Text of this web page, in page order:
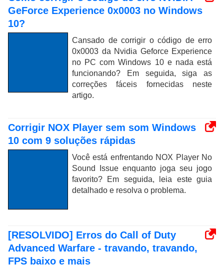
GeForce Experience 0x0003 no Windows
10?
Cansado de corrigir o código de erro
0x0003 da Nvidia Geforce Experience
no PC com Windows 10 e nada está
funcionando? Em seguida, siga as
correções fáceis fornecidas neste
artigo.
Corrigir NOX Player sem som Windows
10 com 9 soluções rápidas
Você está enfrentando NOX Player No
Sound Issue enquanto joga seu jogo
favorito? Em seguida, leia este guia
detalhado e resolva o problema.
[RESOLVIDO] Erros do Call of Duty
Advanced Warfare - travando, travando,
FPS baixo e mais